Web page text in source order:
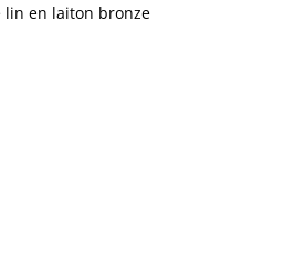
lin en laiton bronze